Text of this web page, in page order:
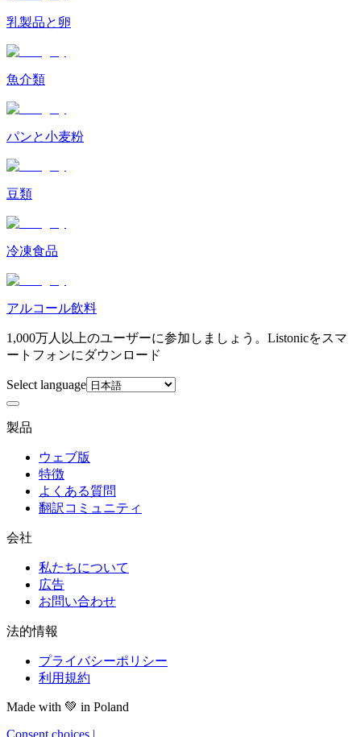
乳製品と卵
魚介類
パンと小麦粉
豆類
冷凍食品
アルコール飲料
1,000万人以上のユーザーに参加しましょう。Listonicをスマ
ートフォンにダウンロード
Select language
製品
ウェブ版
特徴
よくある質問
翻訳コミュニティ
会社
私たちについて
広告
お問い合わせ
法的情報
プライバシーポリシー
利用規約
Made with 💚 in Poland
Consent choices |